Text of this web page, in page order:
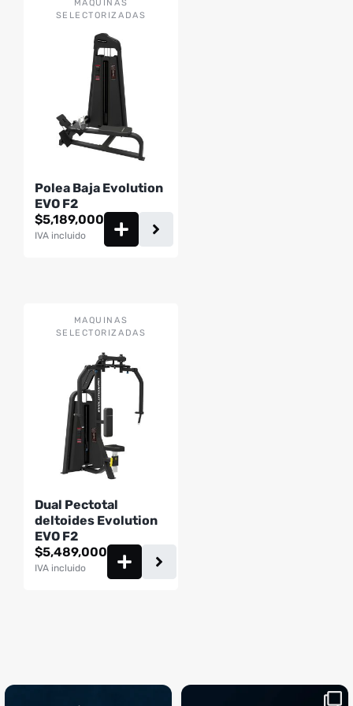
MAQUINAS
SELECTORIZADAS
Polea Baja Evolution
EVO F2
$5,189,000
IVA incluido
MAQUINAS
SELECTORIZADAS
Dual Pectotal
deltoides Evolution
EVO F2
$5,489,000
IVA incluido